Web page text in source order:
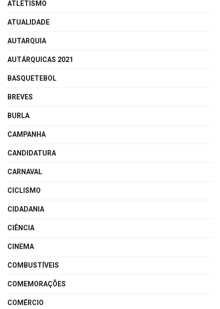
ATLETISMO
ATUALIDADE
AUTARQUIA
AUTÁRQUICAS 2021
BASQUETEBOL
BREVES
BURLA
CAMPANHA
CANDIDATURA
CARNAVAL
CICLISMO
CIDADANIA
CIÊNCIA
CINEMA
COMBUSTÍVEIS
COMEMORAÇÕES
COMÉRCIO